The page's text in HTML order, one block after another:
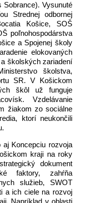
Sobrance). Vysunuté
Strednej odbornej
Košice, SOŠ
poľnohospodárstva
a Spojenej školy
elokovaných
školských zariadení
školstva,
SR. V Košickom
škôl už funguje
Vzdelávanie
žiakom zo sociálne
ktorí neukončili
aj Koncepciu rozvoja
kraji na roky
dokument
faktory, zahŕňa
služieb, SWOT
a ich ciele na rozvoj
Napríklad v oblasti